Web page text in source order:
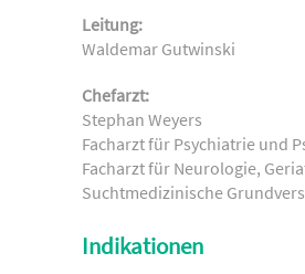
Leitung:
Waldemar Gutwinski
Chefarzt:
Stephan Weyers
Facharzt für Psychiatrie und
Facharzt für Neurologie,
Suchtmedizinische
Indikationen